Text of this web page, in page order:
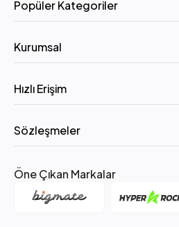
Popüler Kategoriler
Kurumsal
Hızlı Erişim
Sözleşmeler
Öne Çıkan Markalar